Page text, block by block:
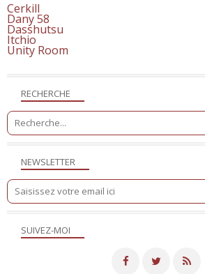
NEWSLETTER
SUIVEZ-MOI
RECHERCHE
Cerkill
Dany 58
Dasshutsu
Itchio
Unity Room